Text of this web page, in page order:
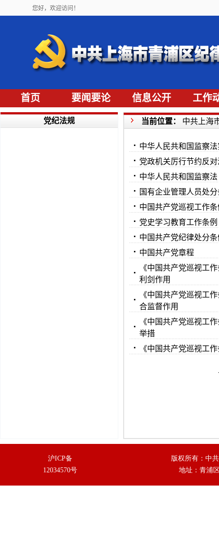
您好，欢迎访问！
首页 要闻要论 信息公开 工作
党纪法规 当前位置： 中共上海
中华人民共和国监察
党政机关厉行节约反
中华人民共和国监察法
国有企业管理人员处
中国共产党巡视工作条
党史学习教育工作条例
中国共产党纪律处分条
中国共产党章程
《中国共产党巡视工
利剑作用
《中国共产党巡视工
合监督作用
《中国共产党巡视工
举措
《中国共产党巡视工